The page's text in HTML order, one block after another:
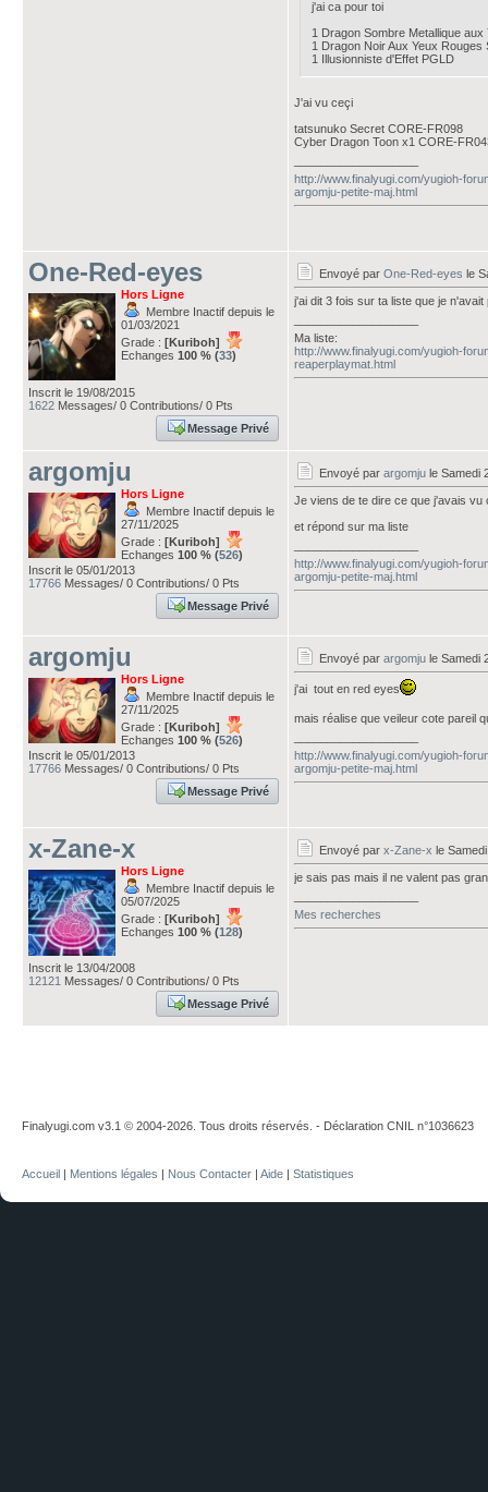
j'ai ca pour toi
1 Dragon Sombre Metallique
1 Dragon Noir Aux Yeux
1 Illusionniste d'Effet PGLD
J'ai vu ceçi
tatsunuko Secret CORE-FR098
Cyber Dragon Toon x1 CORE-
http://www.finalyugi.com/yugioh-
argomju-petite-maj.html
One-Red-eyes
Hors Ligne
Membre Inactif depuis le
01/03/2021
Grade : [Kuriboh]
Echanges 100 % (33)
Inscrit le 19/08/2015
1622 Messages/ 0 Contributions/ 0 Pts
Message Privé
Envoyé par One-Red-eyes le
j'ai dit 3 fois sur ta liste que je
Ma liste:
http://www.finalyugi.com/yugioh-
reaperplaymat.html
argomju
Hors Ligne
Membre Inactif depuis le
27/11/2025
Grade : [Kuriboh]
Echanges 100 % (526)
Inscrit le 05/01/2013
17766 Messages/ 0 Contributions/ 0 Pts
Message Privé
Envoyé par argomju le Samedi
Je viens de te dire ce que j'avais vu
et répond sur ma liste
http://www.finalyugi.com/yugioh-
argomju-petite-maj.html
argomju
Hors Ligne
Membre Inactif depuis le
27/11/2025
Grade : [Kuriboh]
Echanges 100 % (526)
Inscrit le 05/01/2013
17766 Messages/ 0 Contributions/ 0 Pts
Message Privé
Envoyé par argomju le Samedi
j'ai tout en red eyes
mais réalise que veileur cote pareil
http://www.finalyugi.com/yugioh-
argomju-petite-maj.html
x-Zane-x
Hors Ligne
Membre Inactif depuis le
05/07/2025
Grade : [Kuriboh]
Echanges 100 % (128)
Inscrit le 13/04/2008
12121 Messages/ 0 Contributions/ 0 Pts
Message Privé
Envoyé par x-Zane-x le
je sais pas mais il ne valent pas
Mes recherches
Finalyugi.com v3.1 © 2004-2026. Tous droits réservés. - Déclaration CNIL n°1036623
Accueil | Mentions légales | Nous Contacter | Aide | Statistiques